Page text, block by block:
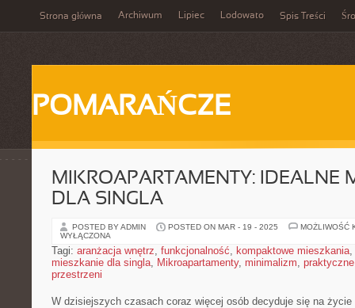
Strona główna Archiwum Lipiec Lodowato Spis Treści
POMARAŃCZE
MIKROAPARTAMENTY: IDEALNE
DLA SINGLA
POSTED BY ADMIN POSTED ON MAR - 19 - 2025
MOŻLIWOŚĆ
WYŁĄCZONA
Tagi: aranżacja wnętrz, funkcjonalność, kompaktowe mieszkania,
mieszkanie dla singla, Mikroapartamenty, minimalizm,
przestrzeni
W dzisiejszych czasach coraz więcej osób ​decyduje się na